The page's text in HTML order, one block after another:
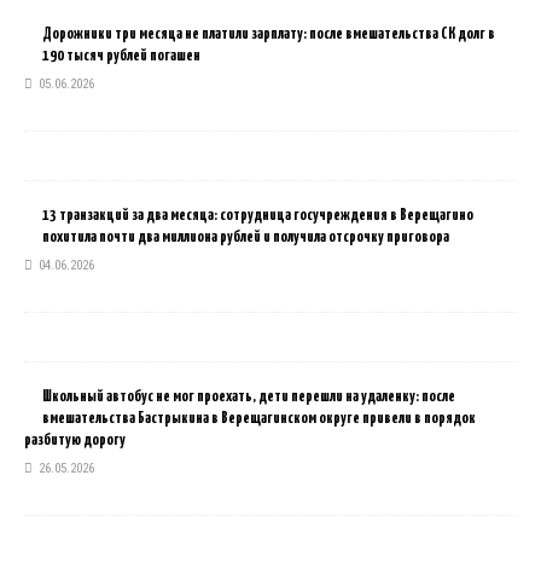
Дорожники три месяца не платили зарплату: после вмешательства СК долг в
190 тысяч рублей погашен
05.06.2026
13 транзакций за два месяца: сотрудница госучреждения в Верещагино
похитила почти два миллиона рублей и получила отсрочку приговора
04.06.2026
Школьный автобус не мог проехать, дети перешли на удаленку: после
вмешательства Бастрыкина в Верещагинском округе привели в порядок
разбитую дорогу
26.05.2026